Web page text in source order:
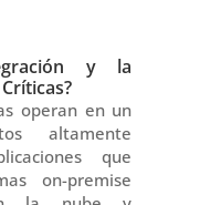
y la
operan en un
altamente
que
on-premise